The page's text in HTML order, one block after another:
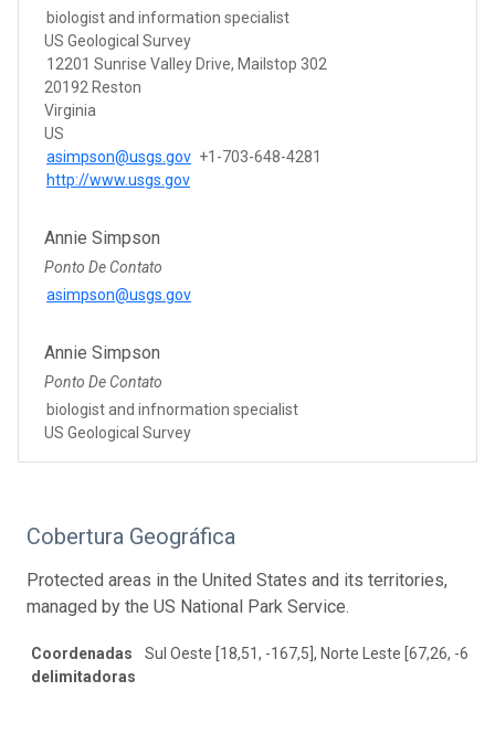
biologist and information specialist
US Geological Survey
12201 Sunrise Valley Drive, Mailstop 302
20192 Reston
Virginia
US
asimpson@usgs.gov +1-703-648-4281
http://www.usgs.gov
Annie Simpson
Ponto De Contato
asimpson@usgs.gov
Annie Simpson
Ponto De Contato
biologist and infnormation specialist
US Geological Survey
Cobertura Geográfica
Protected areas in the United States and its territories,
managed by the US National Park Service.
Coordenadas
delimitadoras
Sul Oeste [18,51, -167,5], Norte Leste [67,26, -